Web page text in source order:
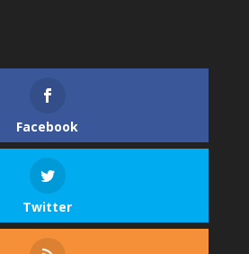
Facebook
Twitter